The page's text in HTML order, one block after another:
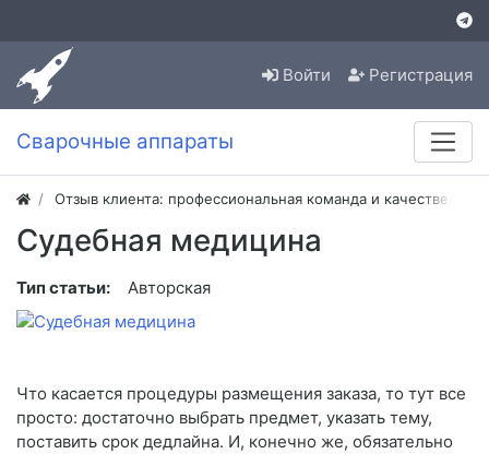
Войти Регистрация
Сварочные аппараты
Отзыв клиента: профессиональная команда и
Судебная медицина
Тип статьи: Авторская
Что касается процедуры размещения заказа, то тут все
просто: достаточно выбрать предмет, указать тему,
поставить срок дедлайна. И, конечно же, обязательно